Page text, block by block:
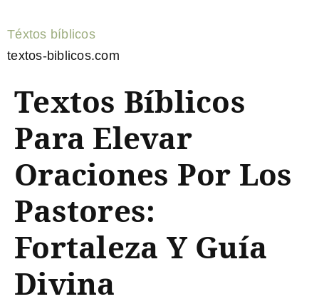
Téxtos bíblicos
textos-biblicos.com
Textos Bíblicos
Para Elevar
Oraciones Por Los
Pastores:
Fortaleza Y Guía
Divina